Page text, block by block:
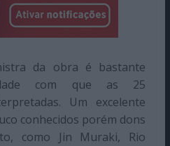
da obra é bastante
com que as 25
Um excelente
conhecidos porém dons
como Jin Muraki, Rio